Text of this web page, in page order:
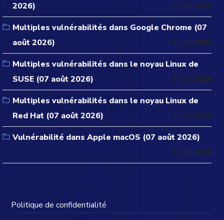
2026)
7 août 2026
Multiples vulnérabilités dans Google Chrome (07
août 2026)
7 août 2026
Multiples vulnérabilités dans le noyau Linux de
SUSE (07 août 2026)
7 août 2026
Multiples vulnérabilités dans le noyau Linux de
Red Hat (07 août 2026)
7 août 2026
Vulnérabilité dans Apple macOS (07 août 2026)
7 août 2026
Politique de confidentialité